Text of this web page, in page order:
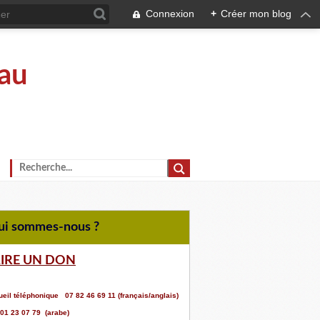
Connexion + Créer mon blog
sommes-nous ?
UN DON
téléphonique 07 82 46 69 11 (français/anglais)
23 07 79 (arabe)